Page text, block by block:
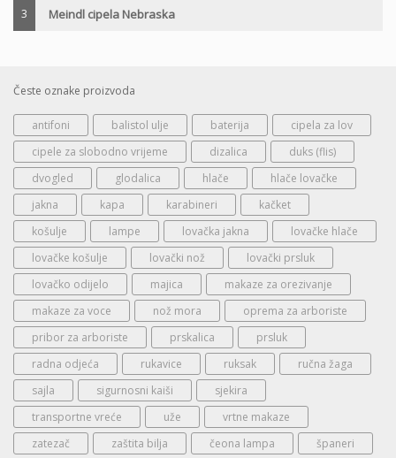
3 Meindl cipela Nebraska
Česte oznake proizvoda
antifoni balistol ulje baterija
cipela za lov
cipele za slobodno vrijeme
dizalica
duks (flis)
dvogled
glodalica hlače
hlače lovačke
jakna
kapa karabineri
kačket
košulje
lampe lovačka jakna
lovačke hlače
lovačke košulje
lovački nož
lovački prsluk
lovačko odijelo
majica
makaze za orezivanje
makaze za voce
nož mora
oprema za arboriste
pribor za arboriste
prskalica
prsluk
radna odjeća
rukavice ruksak
ručna žaga
sajla
sigurnosni kaiši
sjekira
transportne vreće
uže
vrtne makaze
zatezač
zaštita bilja čeona lampa španeri